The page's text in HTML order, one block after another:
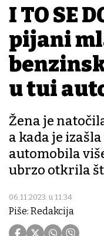
I TO SE
pijani
u tuđi
Žena je
a kada je
automobila
ubrzo otkrila
06.11.2023. u 11:34
Piše: Redakcija